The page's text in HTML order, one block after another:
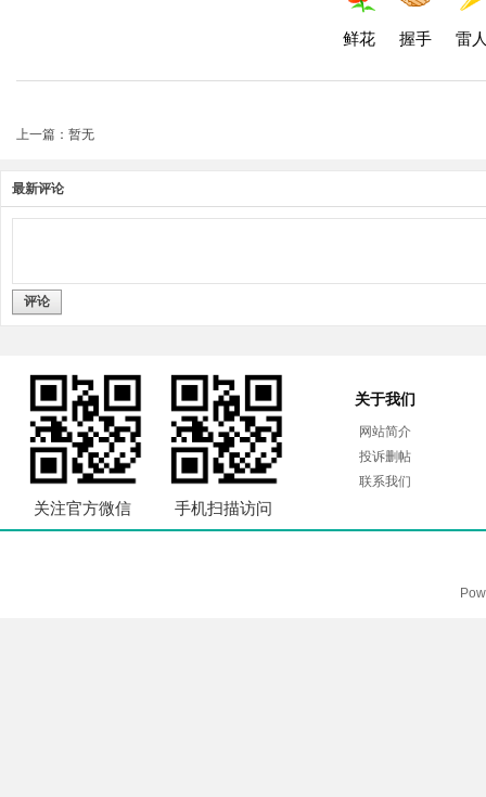
鲜花 握手 雷
上一篇：暂无
最新评论
评论
关注官方微信 手机扫描访问
关于我们
网站简介
投诉删帖
联系我们